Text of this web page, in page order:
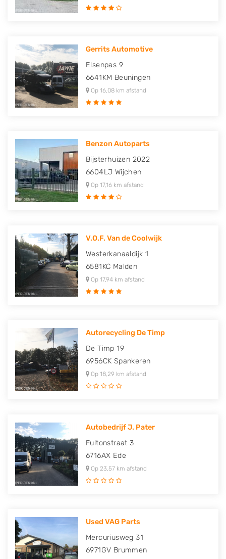
Gerrits Automotive
Elsenpas 9
6641KM Beuningen
Op 16,08 km afstand
Benzon Autoparts
Bijsterhuizen 2022
6604LJ Wijchen
Op 17,16 km afstand
V.O.F. Van de Coolwijk
Westerkanaaldijk 1
6581KC Malden
Op 17,94 km afstand
Autorecycling De Timp
De Timp 19
6956CK Spankeren
Op 18,29 km afstand
Autobedrijf J. Pater
Fultonstraat 3
6716AX Ede
Op 23,57 km afstand
Used VAG Parts
Mercuriusweg 31
6971GV Brummen